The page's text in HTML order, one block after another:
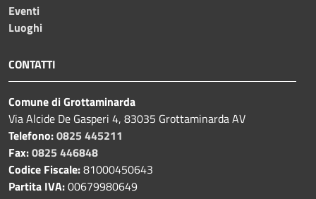
Eventi
Luoghi
CONTATTI
Comune di Grottaminarda
Via Alcide De Gasperi 4, 83035 Grottaminarda AV
Telefono:0825 445211
Fax:0825 446848
Codice Fiscale:81000450643
Partita IVA:00679980649